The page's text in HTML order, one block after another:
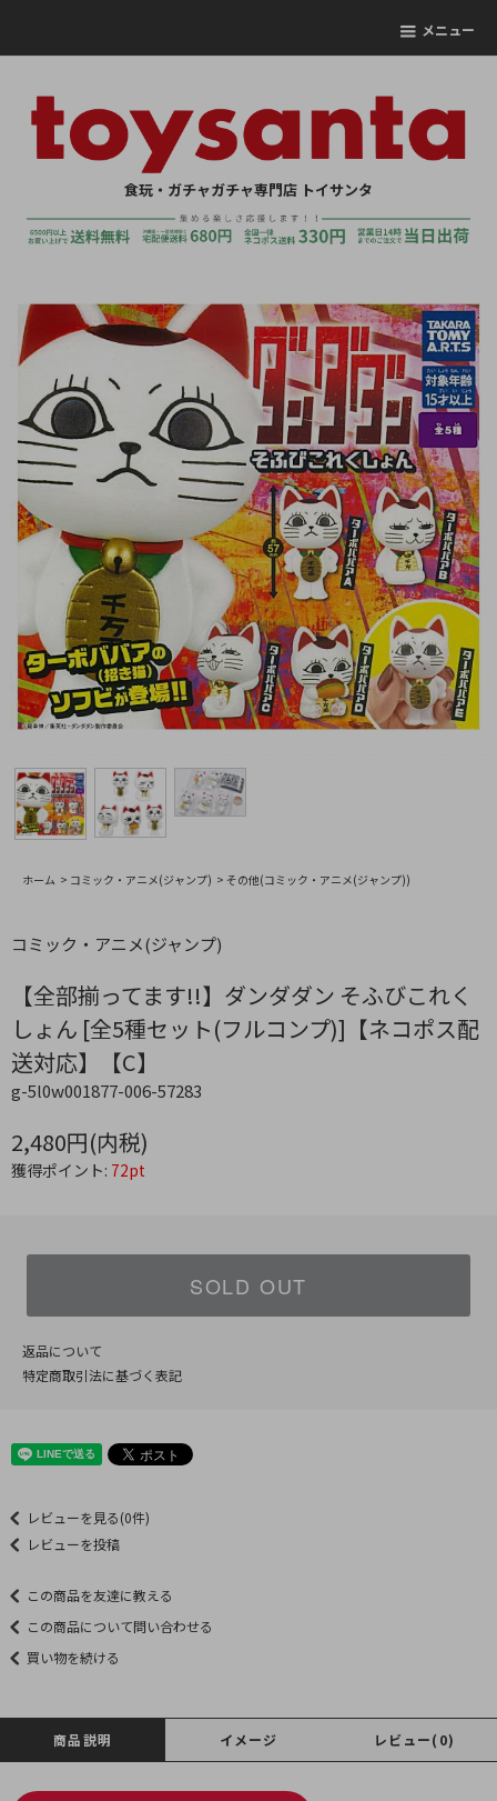
メニュー
食玩・ガチャガチャ専門店 トイサンタ
ホーム > コミック・アニメ(ジャンプ) > その他(コミック・アニメ(ジャンプ))
コミック・アニメ(ジャンプ)
【全部揃ってます!!】ダンダダン そふびこれく
しょん [全5種セット(フルコンプ)]【ネコポス配
送対応】【C】
g-5l0w001877-006-57283
2,480円(内税)
獲得ポイント: 72pt
SOLD OUT
返品について
特定商取引法に基づく表記
レビューを見る(0件)
レビューを投稿
この商品を友達に教える
この商品について問い合わせる
買い物を続ける
商品説明 イメージ レビュー(0)